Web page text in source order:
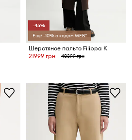
-45%
Ещё -10% с кодом WEB*
Шерстяное пальто Filippa K
21999 грн
40399 грн